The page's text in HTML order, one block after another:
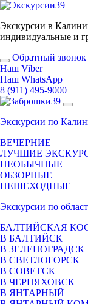
Экскурсии в
индивидуальные и
Обратный звонок
Наш Viber
Наш WhatsApp
8 (911) 495-9000
Экскурсии по
ВЕЧЕРНИЕ
ЛУЧШИЕ
НЕОБЫЧНЫЕ
ОБЗОРНЫЕ
ПЕШЕХОДНЫЕ
Экскурсии по
БАЛТИЙСКАЯ
В БАЛТИЙСК
В ЗЕЛЕНОГРАДСК
В СВЕТЛОГОРСК
В СОВЕТСК
В ЧЕРНЯХОВСК
В ЯНТАРНЫЙ